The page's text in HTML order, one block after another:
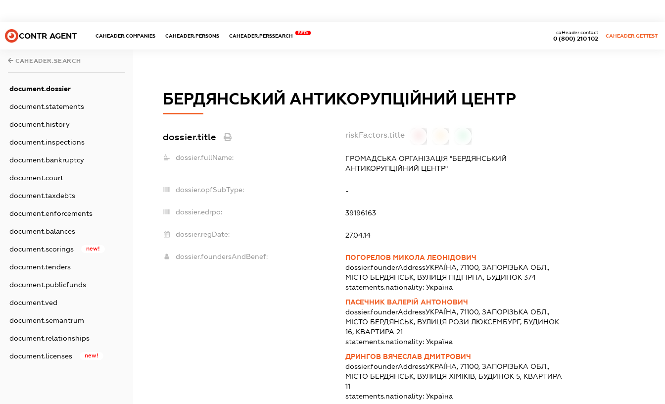
CONTR AGENT CAHEADER.COMPANIES CAHEADER.PERSONS CAHEADER.PERSSEARCH
BETA
0 (800) 210 102
caHeader.contact
CAHEADER.GETTEST
CAHEADER.SEARCH
document.dossier
document.statements
document.history
document.inspections
document.bankruptcy
document.court
document.taxdebts
document.enforcements
document.balances
document.scorings new!
document.tenders
document.publicfunds
document.ved
document.semantrum
document.relationships
document.licenses new!
БЕРДЯНСЬКИЙ АНТИКОРУПЦІЙНИЙ ЦЕНТР
dossier.title riskFactors.title
dossier.fullName:
ГРОМАДСЬКА ОРГАНІЗАЦІЯ "БЕРДЯНСЬКИЙ
АНТИКОРУПЦІЙНИЙ ЦЕНТР"
dossier.opfSubType: -
dossier.edrpo: 39196163
dossier.regDate: 27.04.14
dossier.foundersAndBenef:
ПОГОРЕЛОВ МИКОЛА ЛЕОНІДОВИЧ
dossier.founderAddressУКРАЇНА, 71100, ЗАПОРІЗЬКА ОБЛ.,
МІСТО БЕРДЯНСЬК, ВУЛИЦЯ ПІДГІРНА, БУДИНОК 374
statements.nationality:Україна
ПАСЕЧНИК ВАЛЕРІЙ АНТОНОВИЧ
dossier.founderAddressУКРАЇНА, 71100, ЗАПОРІЗЬКА ОБЛ.,
МІСТО БЕРДЯНСЬК, ВУЛИЦЯ РОЗИ ЛЮКСЕМБУРГ, БУДИНОК
16, КВАРТИРА 21
statements.nationality:Україна
ДРИНГОВ ВЯЧЕСЛАВ ДМИТРОВИЧ
dossier.founderAddressУКРАЇНА, 71100, ЗАПОРІЗЬКА ОБЛ.,
МІСТО БЕРДЯНСЬК, ВУЛИЦЯ ХІМІКІВ, БУДИНОК 5, КВАРТИРА
11
statements.nationality:Україна